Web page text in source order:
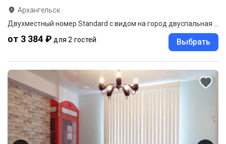
Архангельск
от 3 384 ₽ для 2 гостей Выбрать